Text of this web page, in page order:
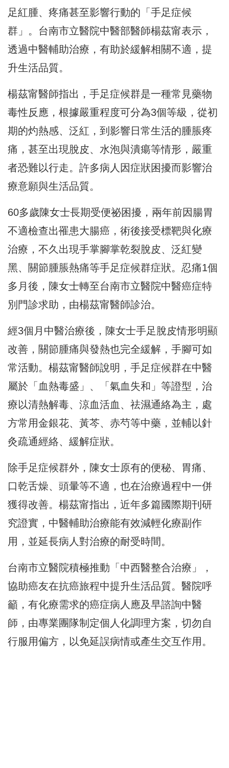
足紅腫、疼痛甚至影響行動的「手足症候
群」。台南市立醫院中醫部醫師楊茲甯表示，
透過中醫輔助治療，有助於緩解相關不適，提
升生活品質。
楊茲甯醫師指出，手足症候群是一種常見藥物
毒性反應，根據嚴重程度可分為3個等級，從初
期的灼熱感、泛紅，到影響日常生活的腫脹疼
痛，甚至出現脫皮、水泡與潰瘍等情形，嚴重
者恐難以行走。許多病人因症狀困擾而影響治
療意願與生活品質。
60多歲陳女士長期受便祕困擾，兩年前因腸胃
不適檢查出罹患大腸癌，術後接受標靶與化療
治療，不久出現手掌腳掌乾裂脫皮、泛紅變
黑、關節腫脹熱痛等手足症候群症狀。忍痛1個
多月後，陳女士轉至台南市立醫院中醫癌症特
別門診求助，由楊茲甯醫師診治。
經3個月中醫治療後，陳女士手足脫皮情形明顯
改善，關節腫痛與發熱也完全緩解，手腳可如
常活動。楊茲甯醫師說明，手足症候群在中醫
屬於「血熱毒盛」、「氣血失和」等證型，治
療以清熱解毒、涼血活血、祛濕通絡為主，處
方常用金銀花、黃芩、赤芍等中藥，並輔以針
灸疏通經絡、緩解症狀。
除手足症候群外，陳女士原有的便秘、胃痛、
口乾舌燥、頭暈等不適，也在治療過程中一併
獲得改善。楊茲甯指出，近年多篇國際期刊研
究證實，中醫輔助治療能有效減輕化療副作
用，並延長病人對治療的耐受時間。
台南市立醫院積極推動「中西醫整合治療」，
協助癌友在抗癌旅程中提升生活品質。醫院呼
籲，有化療需求的癌症病人應及早諮詢中醫
師，由專業團隊制定個人化調理方案，切勿自
行服用偏方，以免延誤病情或產生交互作用。